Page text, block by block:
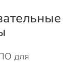
для